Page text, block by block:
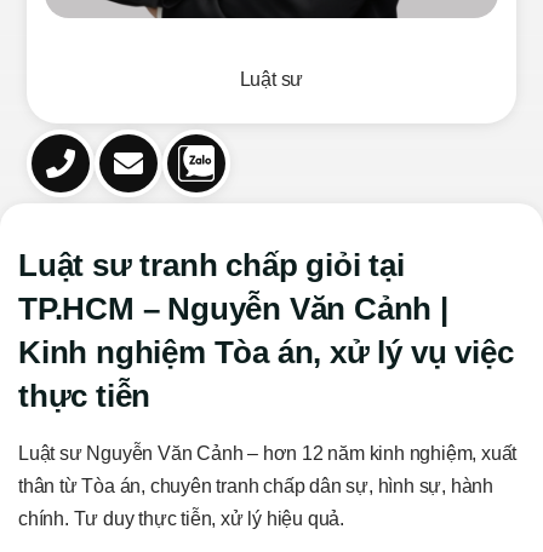
Luật sư
Luật sư tranh chấp giỏi tại
TP.HCM – Nguyễn Văn Cảnh |
Kinh nghiệm Tòa án, xử lý vụ việc
thực tiễn
Luật sư Nguyễn Văn Cảnh – hơn 12 năm kinh nghiệm, xuất
thân từ Tòa án, chuyên tranh chấp dân sự, hình sự, hành
chính. Tư duy thực tiễn, xử lý hiệu quả.